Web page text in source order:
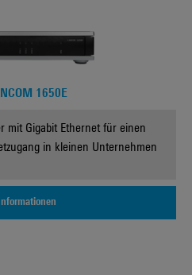
1650E
mit Gigabit Ethernet für einen
in kleinen Unternehmen